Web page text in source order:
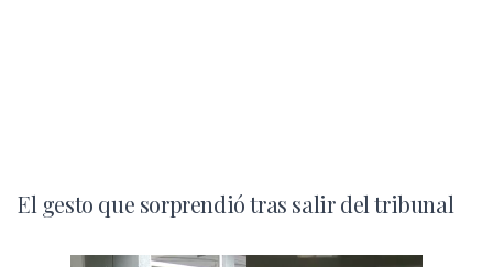
El gesto que sorprendió tras salir del tribunal